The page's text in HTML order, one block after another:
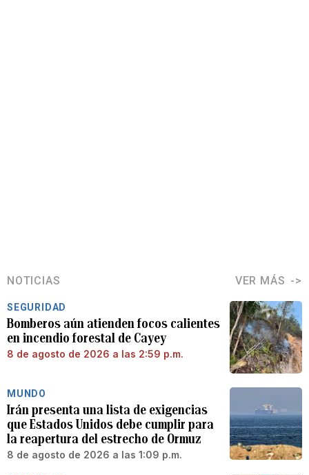
NOTICIAS VER MÁS
SEGURIDAD
Bomberos aún atienden focos calientes
en incendio forestal de Cayey
8 de agosto de 2026 a las 2:59 p.m.
MUNDO
Irán presenta una lista de exigencias
que Estados Unidos debe cumplir para
la reapertura del estrecho de Ormuz
8 de agosto de 2026 a las 1:09 p.m.